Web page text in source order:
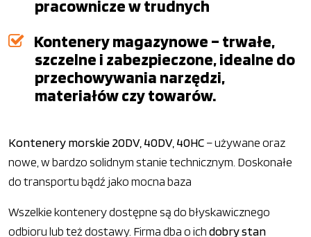
pracownicze w trudnych
Kontenery magazynowe – trwałe,
szczelne i zabezpieczone, idealne do
przechowywania narzędzi,
materiałów czy towarów.
Kontenery morskie 20DV, 40DV, 40HC– używane oraz
nowe, w bardzo solidnym stanie technicznym. Doskonałe
do transportu bądź jako mocna baza
Wszelkie kontenery dostępne są do błyskawicznego
odbioru lub też dostawy. Firma dba o ichdobry stan